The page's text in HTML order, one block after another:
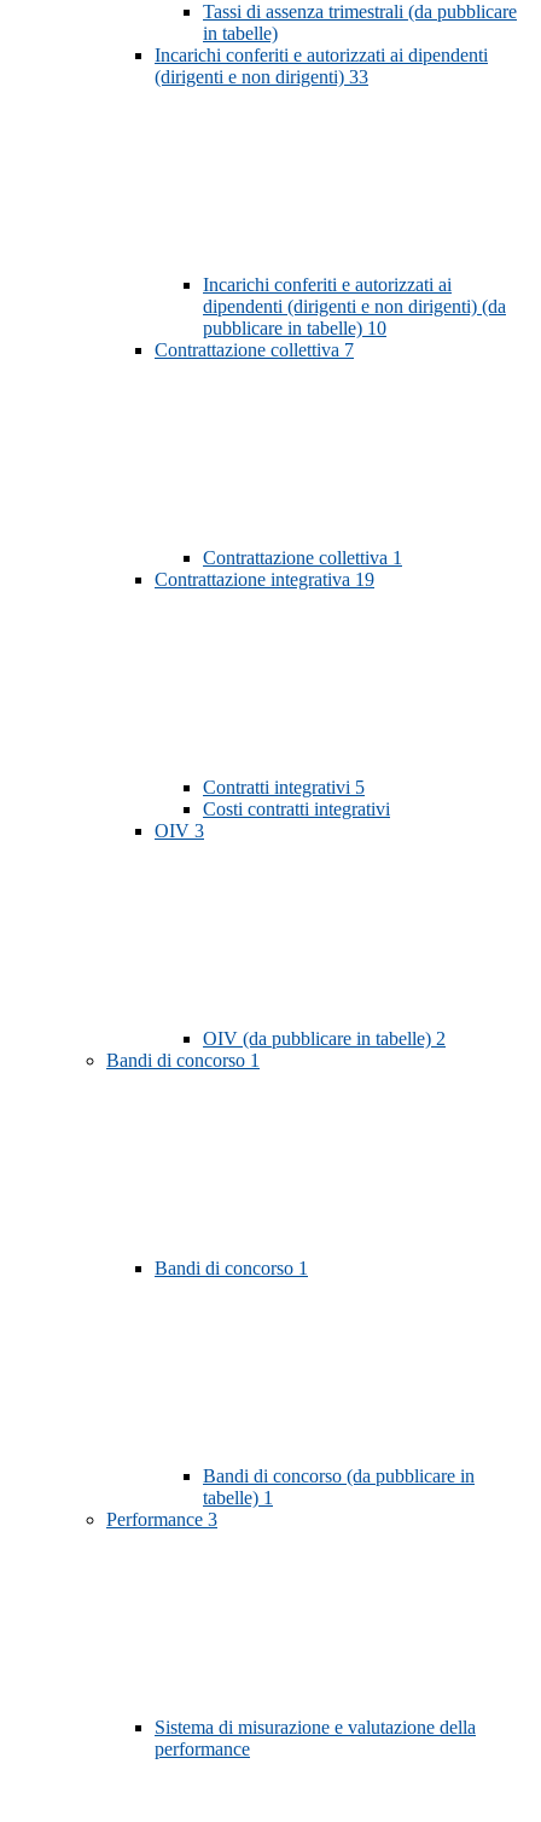
Tassi di assenza trimestrali (da pubblicare
in tabelle)
Incarichi conferiti e autorizzati ai dipendenti
(dirigenti e non dirigenti) 33
Incarichi conferiti e autorizzati ai
dipendenti (dirigenti e non dirigenti) (da
pubblicare in tabelle) 10
Contrattazione collettiva 7
Contrattazione collettiva 1
Contrattazione integrativa 19
Contratti integrativi 5
Costi contratti integrativi
OIV 3
OIV (da pubblicare in tabelle) 2
Bandi di concorso 1
Bandi di concorso 1
Bandi di concorso (da pubblicare in
tabelle) 1
Performance 3
Sistema di misurazione e valutazione della
performance